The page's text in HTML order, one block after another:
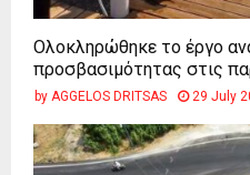
Ολοκληρώθηκε το έργο
προσβασιμότητας στις
by AGGELOS DRITSAS 29 July